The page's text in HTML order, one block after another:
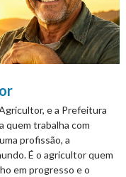
foi estendido à Prefeitura
secretarias que
e Obras e
e a Prefeitura
quem trabalha com
profissão, a
É o agricultor quem
em progresso e o